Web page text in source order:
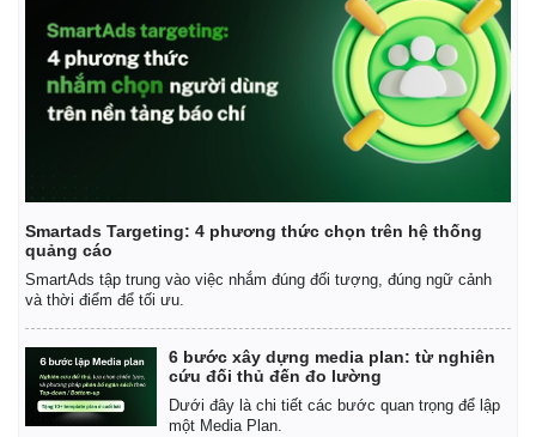
Tin nóng
Tư vấn luật
Việt Nam
Smartads Targeting: 4 phương thức chọn trên hệ thống
quảng cáo
SmartAds tập trung vào việc nhắm đúng đối tượng, đúng ngữ cảnh
và thời điểm để tối ưu.
6 bước xây dựng media plan: từ nghiên
cứu đối thủ đến đo lường
Dưới đây là chi tiết các bước quan trọng để lập
một Media Plan.